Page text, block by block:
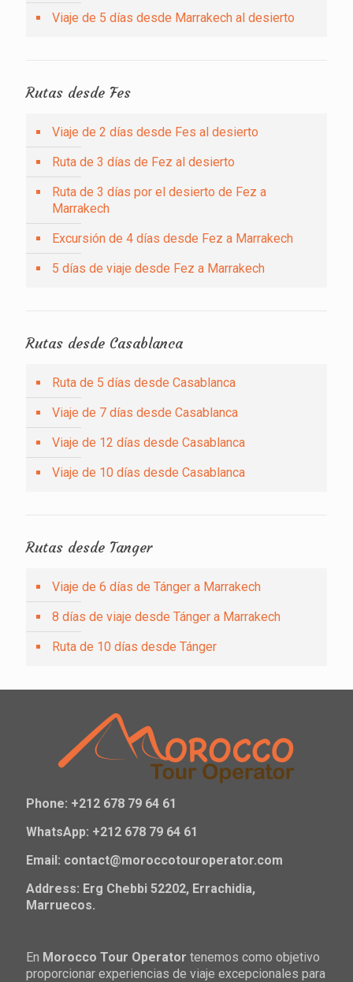
Viaje de 5 días desde Marrakech al desierto
Rutas desde Fes
Viaje de 2 días desde Fes al desierto
Ruta de 3 días de Fez al desierto
Ruta de 3 días por el desierto de Fez a
Marrakech
Excursión de 4 días desde Fez a Marrakech
5 días de viaje desde Fez a Marrakech
Rutas desde Casablanca
Ruta de 5 días desde Casablanca
Viaje de 7 días desde Casablanca
Viaje de 12 días desde Casablanca
Viaje de 10 días desde Casablanca
Rutas desde Tanger
Viaje de 6 días de Tánger a Marrakech
8 días de viaje desde Tánger a Marrakech
Ruta de 10 días desde Tánger
Phone: +212 678 79 64 61
WhatsApp: +212 678 79 64 61
Email: contact@moroccotouroperator.com
Address: Erg Chebbi 52202, Errachidia,
Marruecos.
En Morocco Tour Operator tenemos como objetivo
proporcionar experiencias de viaje excepcionales para